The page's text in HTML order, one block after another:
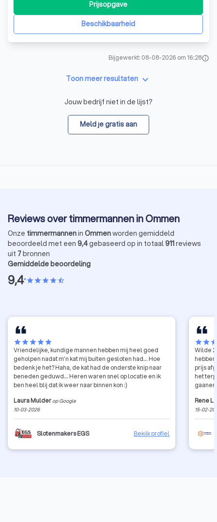
gemaakte bouw- en timmerwerken die perfect passen bij
de wensen en behoeften van onze klanten. Of het nu gaat
om een prachtige dakkapel op e
Beschikbaarheid
Prijsopgave
Bijgewerkt: 08-08-2026 om 16:28info
Toon meer resultaten keyboard_arrow_down
Jouw bedrijf niet in de lijst?
Meld je gratis aan
Reviews over timmermannen in Ommen
Onze timmermannenin Ommenworden gemiddeld
beoordeeld met een 9,4gebaseerd op in totaal911reviews
uit 7bronnen
Gemiddelde beoordeling
9,4•starstarstarstarstar_half
starstarstarstarstar
Vriendelijke, kundige mannen hebben mij heel goed
geholpen nadat m’n kat mij buiten gesloten had… Hoe
bedenk je het? Haha, de kat had de onderste knip naar
beneden geduwd… Heren waren snel op locatie en ik
ben heel blij dat ik weer naar binnen kon :)
Laura Mulder op Google
10-03-2026
Slotenmakers EGS Bekijk profiel
starstar
Wilde
prijs
het
vader
ook tot
Rene
15-02-